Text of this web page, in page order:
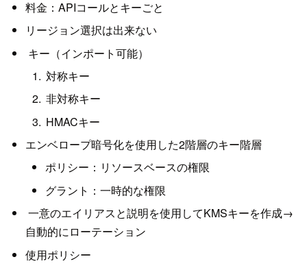
料金：APIコールとキーごと
リージョン選択は出来ない
キー（インポート可能）
対称キー
非対称キー
HMACキー
エンベロープ暗号化を使用した2階層のキー階層
ポリシー：リソースベースの権限
グラント：一時的な権限
一意のエイリアスと説明を使用してKMSキーを作成→
自動的にローテーション
使用ポリシー